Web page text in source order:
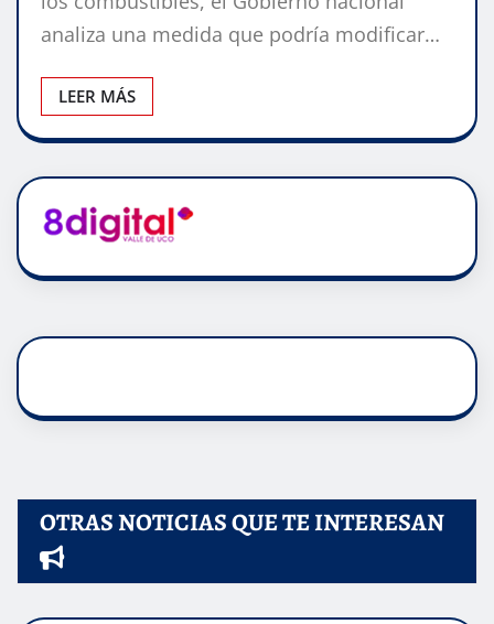
analiza una medida que podría modificar…
LEER MÁS
OTRAS NOTICIAS QUE TE INTERESAN